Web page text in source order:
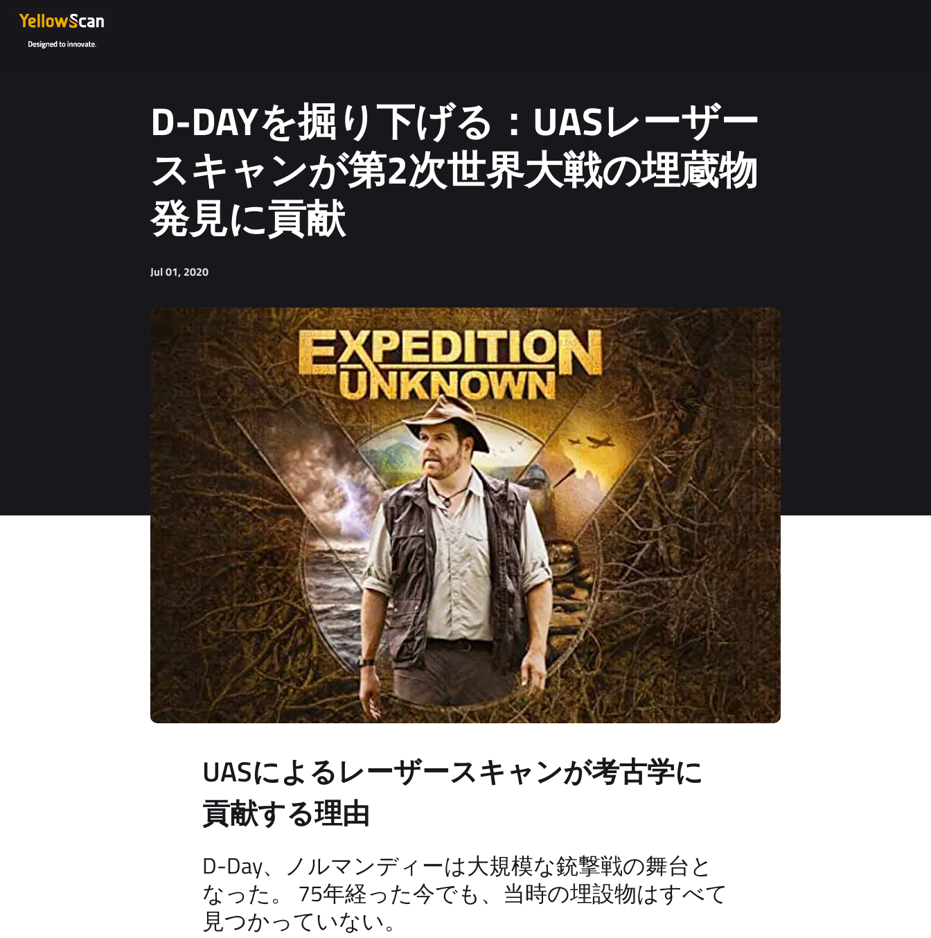
D-DAYを掘り下げる：UASレーザー
スキャンが第2次世界大戦の埋蔵物
発見に貢献
Jul 01, 2020
UASによるレーザースキャンが考古学に
貢献する理由
D-Day、ノルマンディーは大規模な銃撃戦の舞台と
なった。 75年経った今でも、当時の埋設物はすべて
見つかっていない。
Project details or questions (optional)
I agree to receive YellowScan's newsletter.
I agree to the storage and processing of my personal data.
You can unsubscribe at any time. For more information, see our